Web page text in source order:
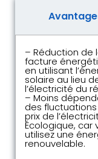
– Réduction de
facture
en utilisant
solaire au lieu
l’électricité du
– Moins
des
prix de
Écologique, car
utilisez une
renouvelable.